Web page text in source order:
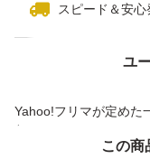
スピード＆安心
ユ
Yahoo!フリマが定めた
付与しています
価格の相談
この商
この商品をみてい